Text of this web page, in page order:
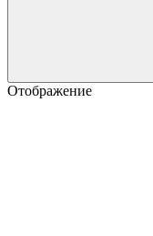
Отображение